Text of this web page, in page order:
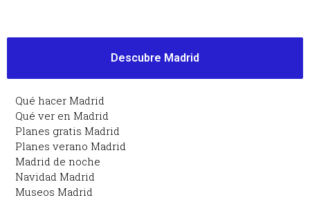
Descubre Madrid
Qué hacer Madrid
Qué ver en Madrid
Planes gratis Madrid
Planes verano Madrid
Madrid de noche
Navidad Madrid
Museos Madrid